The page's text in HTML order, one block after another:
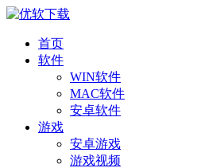
首页
软件
WIN软件
MAC软件
安卓软件
游戏
安卓游戏
游戏视频